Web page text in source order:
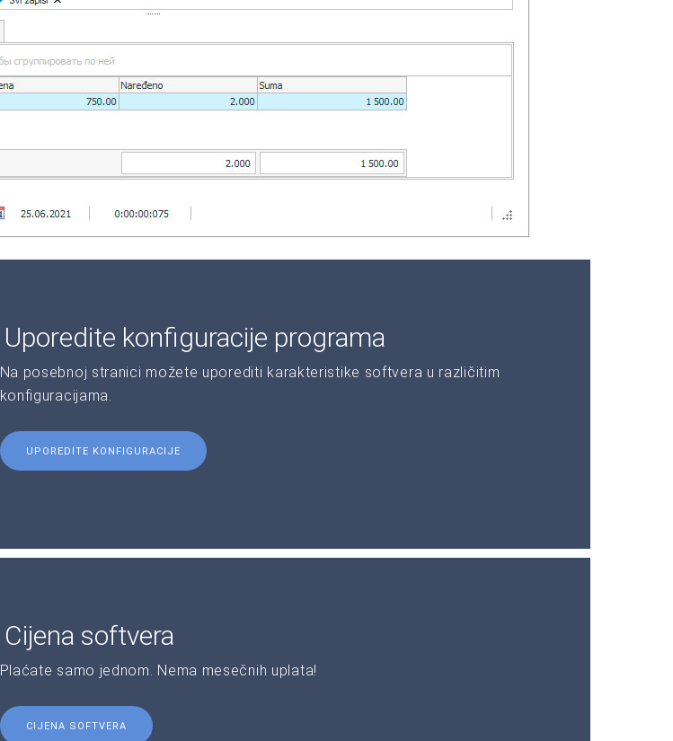
Uporedite konfiguracije programa
Na posebnoj stranici možete uporediti karakteristike softvera u različitim
konfiguracijama.
UPOREDITE KONFIGURACIJE
Cijena softvera
Plaćate samo jednom. Nema mesečnih uplata!
CIJENA SOFTVERA